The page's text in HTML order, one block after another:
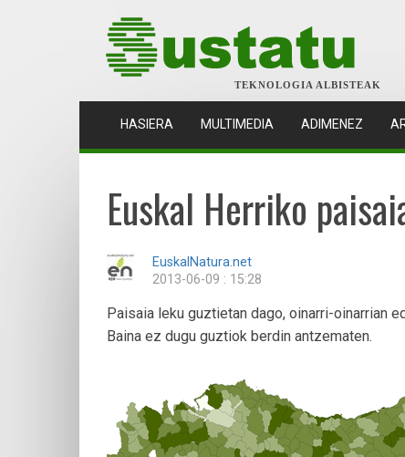
TEKNOLOGIA ALBISTEAK
HASIERA (CURRENT)
MULTIMEDIA ADIMENEZ
Euskal Herriko
EuskalNatura.net
2013-06-09 : 15:28
Paisaia leku guztietan dago, oinarri-oinarrian
Baina ez dugu guztiok berdin antzematen.